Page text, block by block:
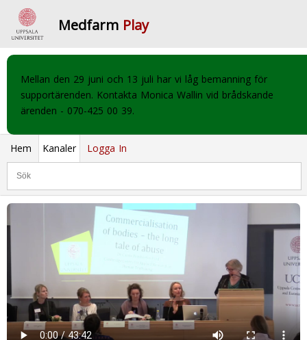
Medfarm Play
Mellan den 29 juni och 13 juli har vi låg bemanning för
supportärenden. Kontakta Monica Wallin vid brådskande
ärenden - 070-425 00 39.
Hem Kanaler Logga In